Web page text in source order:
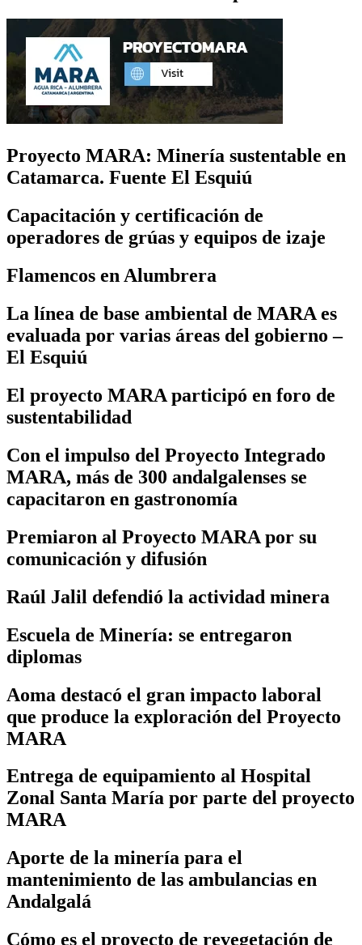
Proyecto MARA: Minería sustentable en
Catamarca. Fuente El Esquiú
Capacitación y certificación de
operadores de grúas y equipos de izaje
Flamencos en Alumbrera
La línea de base ambiental de MARA es
evaluada por varias áreas del gobierno –
El Esquiú
El proyecto MARA participó en foro de
sustentabilidad
Con el impulso del Proyecto Integrado
MARA, más de 300 andalgalenses se
capacitaron en gastronomía
Premiaron al Proyecto MARA por su
comunicación y difusión
Raúl Jalil defendió la actividad minera
Escuela de Minería: se entregaron
diplomas
Aoma destacó el gran impacto laboral
que produce la exploración del Proyecto
MARA
Entrega de equipamiento al Hospital
Zonal Santa María por parte del proyecto
MARA
Aporte de la minería para el
mantenimiento de las ambulancias en
Andalgalá
Cómo es el proyecto de revegetación de